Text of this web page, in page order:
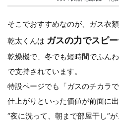
そこでおすすめなのが、ガス衣
乾太くんは ガスの力でスピ
乾燥機で、冬でも短時間でふん
で支持されています。
特設ページでも「ガスのチカラ
仕上がりといった価値が前面に出
“夜に洗って、朝まで部屋干し”